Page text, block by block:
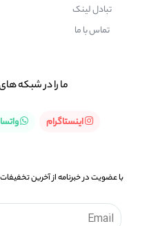
تبادل لینک
تماس با ما
ما را در شبكه
اینستاگرام
با عضویت در خبرنامه از آخرین